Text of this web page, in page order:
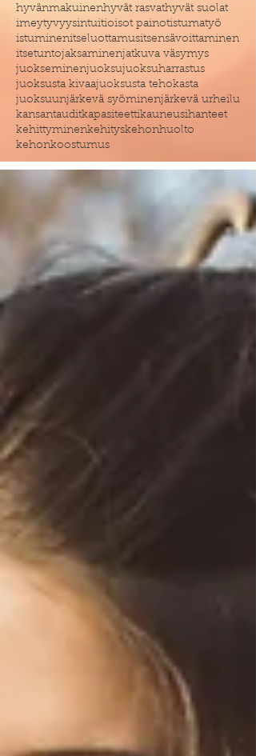
hyvänmakuinenhyvät rasvathyvät suolat
imeytyvyysintuitioisot painotistumatyö
istuminenitseluottamusitsensävoittaminen
itsetuntojaksaminenjatkuva väsymys
juokseminenjuoksujuoksuharrastus
juoksusta kivaajuoksusta tehokasta
juoksuunjärkevä syöminenjärkevä urheilu
kansantauditkapasiteettikauneusihanteet
kehittyminenkehityskehonhuolto
kehonkoostumus